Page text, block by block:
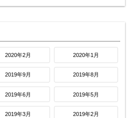
2020年2月 2020年1月
2019年9月 2019年8月
2019年6月 2019年5月
2019年3月 2019年2月